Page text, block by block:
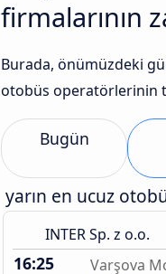
firmalarının
Burada, önümüzdeki
otobüs operatörlerinin
Bugün
yarın en ucuz
INTER Sp. z o.o.
16:25 Varşova